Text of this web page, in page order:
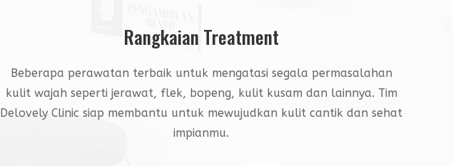
Rangkaian Treatment
Beberapa perawatan terbaik untuk mengatasi segala permasalahan
kulit wajah seperti jerawat, flek, bopeng, kulit kusam dan lainnya. Tim
Delovely Clinic siap membantu untuk mewujudkan kulit cantik dan sehat
impianmu.